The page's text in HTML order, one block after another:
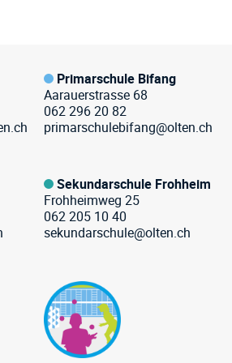
Primarschule Bifang
Aarauerstrasse 68
062 296 20 82
primarschulebifang@olten.ch
Sekundarschule Frohheim
Frohheimweg 25
062 205 10 40
sekundarschule@olten.ch